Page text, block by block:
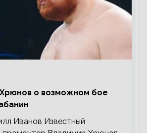
о возможном бое
Иванов Известный